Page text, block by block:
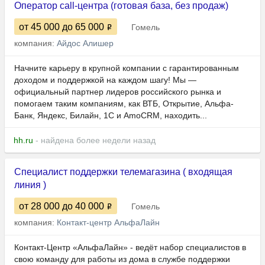
Оператор call-центра (готовая база, без продаж)
от 45 000 до 65 000
Гомель
компания: Айдос Алишер
Начните карьеру в крупной компании с гарантированным
доходом и поддержкой на каждом шагу! Мы —
официальный партнер лидеров российского рынка и
помогаем таким компаниям, как ВТБ, Открытие, Альфа-
Банк, Яндекс, Билайн, 1С и AmoCRM, находить...
hh.ru - найдена более недели назад
Специалист поддержки телемагазина ( входящая
линия )
от 28 000 до 40 000
Гомель
компания: Контакт-центр АльфаЛайн
Контакт-Центр «АльфаЛайн» - ведёт набор специалистов в
свою команду для работы из дома в службе поддержки